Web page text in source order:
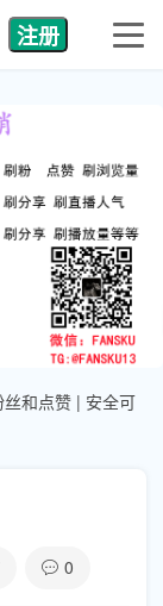
注册
和点赞 | 安全可
0